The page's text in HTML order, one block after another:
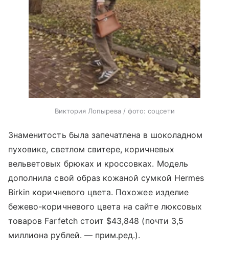
Виктория Лопырева / фото: соцсети
Знаменитость была запечатлена в шоколадном
пуховике, светлом свитере, коричневых
вельветовых брюках и кроссовках. Модель
дополнила свой образ кожаной сумкой Hermes
Birkin коричневого цвета. Похожее изделие
бежево-коричневого цвета на сайте люксовых
товаров Farfetch стоит $43,848 (почти 3,5
миллиона рублей. — прим.ред.).